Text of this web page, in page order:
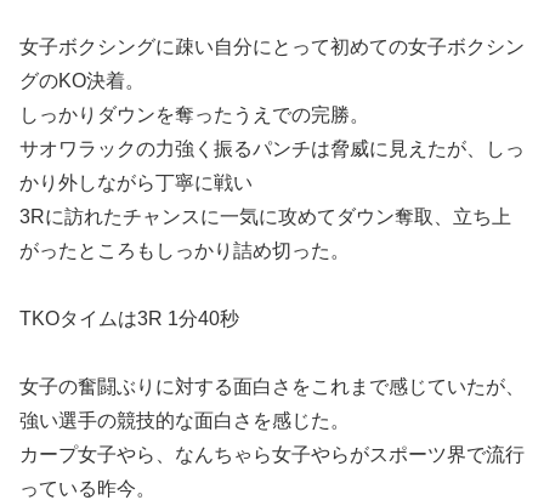
女子ボクシングに疎い自分にとって初めての女子ボクシン
グのKO決着。
しっかりダウンを奪ったうえでの完勝。
サオワラックの力強く振るパンチは脅威に見えたが、しっ
かり外しながら丁寧に戦い
3Rに訪れたチャンスに一気に攻めてダウン奪取、立ち上
がったところもしっかり詰め切った。
TKOタイムは3R 1分40秒
女子の奮闘ぶりに対する面白さをこれまで感じていたが、
強い選手の競技的な面白さを感じた。
カープ女子やら、なんちゃら女子やらがスポーツ界で流行
っている昨今。